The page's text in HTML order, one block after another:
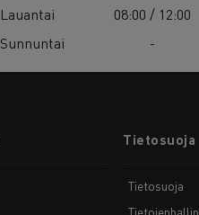
Lauantai
08:00 / 12:00
Sunnuntai
-
Tietosuoja
Tietosuoja